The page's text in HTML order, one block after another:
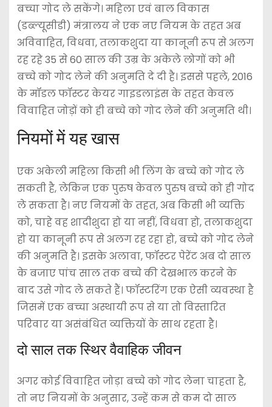
बच्चा गोद ले सकेंगे। महिला एवं बाल विकास
(डब्ल्यूसीडी) मंत्रालय ने एक नए नियम के तहत अब
अविवाहित, विधवा, तलाकशुदा या कानूनी रूप से अलग
रह रहे 35 से 60 साल की उम्र के अकेले लोगों को भी
बच्चे को गोद लेने की अनुमति दे दी है। इससे पहले, 2016
के मॉडल फॉस्टर केयर गाइडलाइंस के तहत केवल
विवाहित जोड़ों को ही बच्चे को गोद लेने की अनुमति थी।
नियमों में यह खास
एक अकेली महिला किसी भी लिंग के बच्चे को गोद ले
सकती है, लेकिन एक पुरुष केवल पुरुष बच्चे को ही गोद
ले सकता है। नए नियमों के तहत, अब किसी भी व्यक्ति
को, चाहे वह शादीशुदा हो या नहीं, विधवा हो, तलाकशुदा
हो या कानूनी रूप से अलग रह रहा हो, बच्चे को गोद लेने
की अनुमति है। इसके अलावा, फॉस्टर पेरेंट अब दो साल
के बजाए पांच साल तक बच्चे की देखभाल करने के
बाद उसे गोद ले सकते हैं। फॉस्टरिंग एक ऐसी व्यवस्था है
जिसमें एक बच्चा अस्थायी रूप से या तो विस्तारित
परिवार या असंबंधित व्यक्तियों के साथ रहता है।
दो साल तक स्थिर वैवाहिक जीवन
अगर कोई विवाहित जोड़ा बच्चे को गोद लेना चाहता है,
तो नए नियमों के अनुसार, उन्हें कम से कम दो साल